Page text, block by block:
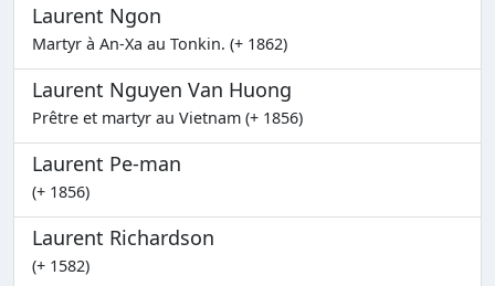
Laurent Ngon
Martyr à An-Xa au Tonkin. (+ 1862)
Laurent Nguyen Van Huong
Prêtre et martyr au Vietnam (+ 1856)
Laurent Pe-man
(+ 1856)
Laurent Richardson
(+ 1582)